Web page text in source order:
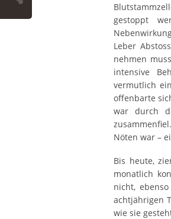
gestoppt
Leber
nehmen
intensive
vermutlich
offenbarte
war durch
Nöten war –
Bis heute,
monatlich
nicht,
achtjährigen
wie sie